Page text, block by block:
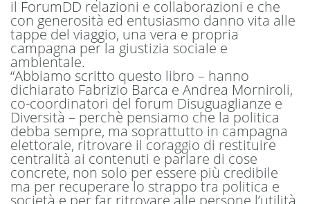
il ForumDD relazioni e collaborazioni e che
con generosità ed entusiasmo danno vita alle
tappe del viaggio, una vera e propria
campagna per la giustizia sociale e
ambientale.
“Abbiamo scritto questo libro – hanno
dichiarato Fabrizio Barca e Andrea Morniroli,
co-coordinatori del forum Disuguaglianze e
Diversità – perchè pensiamo che la politica
debba sempre, ma soprattutto in campagna
elettorale, ritrovare il coraggio di restituire
centralità ai contenuti e parlare di cose
concrete, non solo per essere più credibile
ma per recuperare lo strappo tra politica e